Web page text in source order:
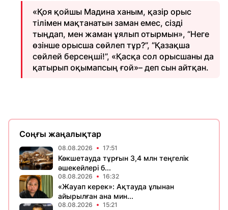
«Қоя қойшы Мадина ханым, қазір орыс
тілімен мақтанатын заман емес, сізді
тыңдап, мен жаман ұялып отырмын», “Неге
өзінше орысша сөйлеп тұр?”, “Қазақша
сөйлей берсеңші!”, «Қасқа сол орысшаны да
қатырып оқымапсың ғой»– деп сын айтқан.
Соңғы жаңалықтар
08.08.2026 17:51
Көкшетауда тұрғын 3,4 млн теңгелік
әшекейлері б...
08.08.2026 16:32
«Жауап керек»: Ақтауда ұлынан
айырылған ана мин...
08.08.2026 15:21